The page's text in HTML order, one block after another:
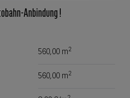
Anbindung !
560,00 m2
560,00 m2